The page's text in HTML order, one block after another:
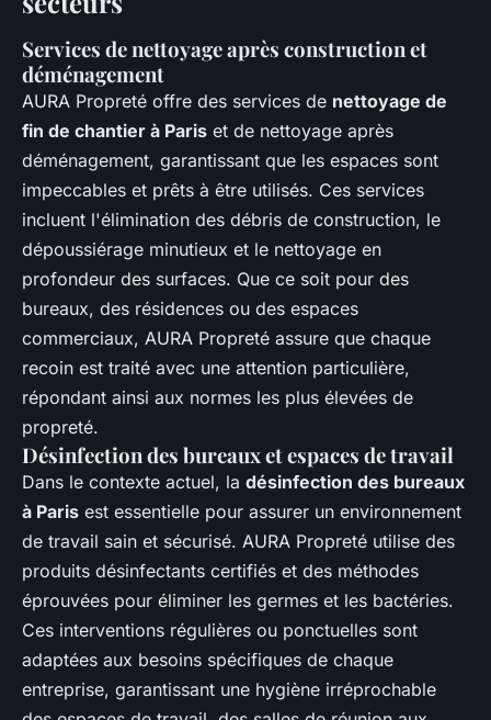
Services de nettoyage après construction et
déménagement
AURA Propreté offre des services de nettoyage de
fin de chantier à Paris et de nettoyage après
déménagement, garantissant que les espaces sont
impeccables et prêts à être utilisés. Ces services
incluent l'élimination des débris de construction, le
dépoussiérage minutieux et le nettoyage en
profondeur des surfaces. Que ce soit pour des
bureaux, des résidences ou des espaces
commerciaux, AURA Propreté assure que chaque
recoin est traité avec une attention particulière,
répondant ainsi aux normes les plus élevées de
propreté.
Désinfection des bureaux et espaces de travail
Dans le contexte actuel, la désinfection des bureaux
à Paris est essentielle pour assurer un environnement
de travail sain et sécurisé. AURA Propreté utilise des
produits désinfectants certifiés et des méthodes
éprouvées pour éliminer les germes et les bactéries.
Ces interventions régulières ou ponctuelles sont
adaptées aux besoins spécifiques de chaque
entreprise, garantissant une hygiène irréprochable